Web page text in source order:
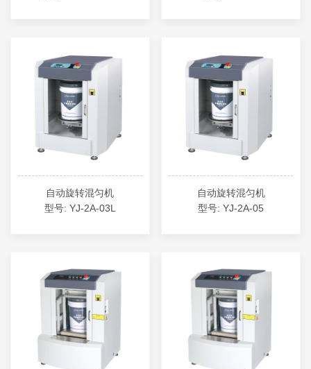
自动旋转混匀机
型号: YJ-2A-03L
自动旋转混匀机
型号: YJ-2A-05